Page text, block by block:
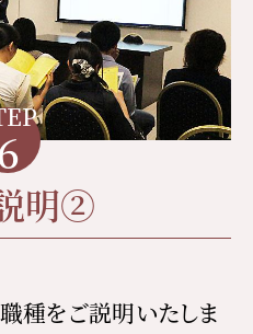
明②
種をご説明いたしま